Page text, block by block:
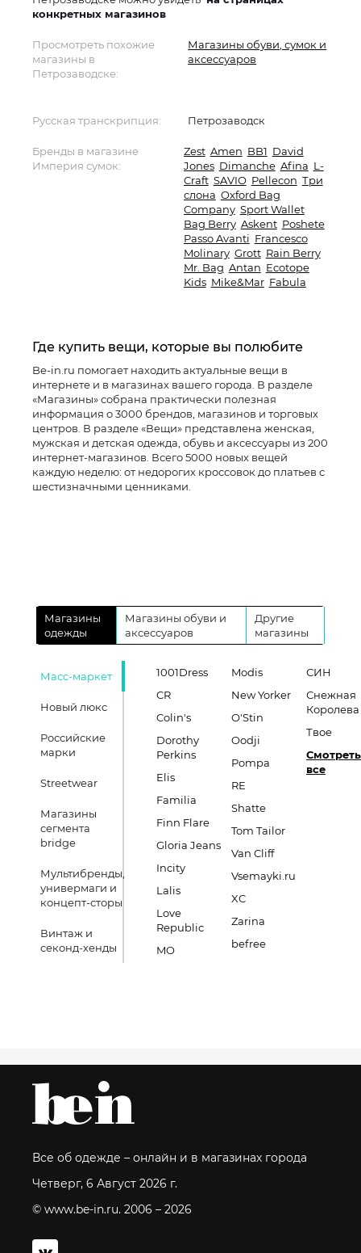
конкретных магазинов
Просмотреть похожие
магазины в
Петрозаводске:
Магазины обуви, сумок и
аксессуаров
Русская транскрипция: Петрозаводск
Бренды в магазине
Империя сумок:
Zest Amen BB1 David
Jones Dimanche Afina L-
Craft SAVIO Pellecon Три
слона Oxford Bag
Company Sport Wallet
Bag Berry Askent Poshete
Passo Avanti Francesco
Molinary Grott Rain Berry
Mr. Bag Antan Ecotope
Kids Mike&Mar Fabula
Где купить вещи, которые вы полюбите
Be-in.ru помогает находить актуальные вещи в
интернете и в магазинах вашего города. В разделе
«Магазины» собрана практически полезная
информация о 3000 брендов, магазинов и торговых
центров. В разделе «Вещи» представлена женская,
мужская и детская одежда, обувь и аксессуары из 200
интернет-магазинов. Всего 5000 новых вещей
каждую неделю: от недорогих кроссовок до платьев с
шестизначными ценниками.
Магазины
одежды
Магазины обуви и
аксессуаров
Другие
магазины
Масс-маркет
Новый люкс
Российские
марки
Streetwear
Магазины
сегмента
bridge
Мультибренды,
универмаги и
концепт-сторы
Винтаж и
секонд-хенды
1001Dress
CR
Colin's
Dorothy
Perkins
Elis
Familia
Finn Flare
Gloria Jeans
Incity
Lalis
Love
Republic
MO
Modis
New Yorker
O'Stin
Oodji
Pompa
RE
Shatte
Tom Tailor
Van Cliff
Vsemayki.ru
XC
Zarina
befree
СИН
Снежная
Королева
Твое
Смотреть
все
Все об одежде – онлайн и в магазинах города
Четверг, 6 Август 2026 г.
© www.be-in.ru. 2006 – 2026